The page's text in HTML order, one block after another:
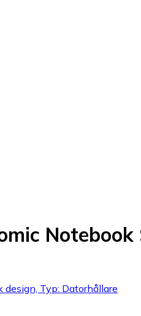
Notebook
design, Typ: Datorhållare